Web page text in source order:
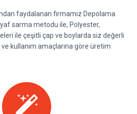
faydalanan firmamız Depolama
sarma metodu ile, Polyester,
ile çeşitli çap ve boylarda siz değerli
kullanım amaçlarına göre üretim